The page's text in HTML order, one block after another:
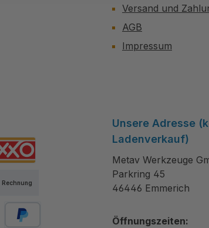
Versand und
AGB
Impressum
Rechnung
Unsere Adresse
Ladenverkauf)
Metav Werkzeuge
Parkring 45
46446 Emmerich
Öffnungszeiten: